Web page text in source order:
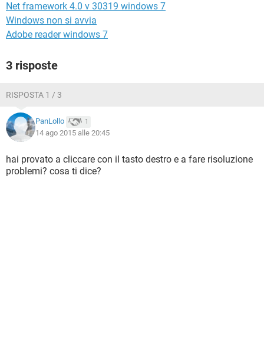
Net framework 4.0 v 30319 windows 7
Windows non si avvia
Adobe reader windows 7
3 risposte
RISPOSTA 1 / 3
PanLollo 1
14 ago 2015 alle 20:45
hai provato a cliccare con il tasto destro e a fare risoluzione
problemi? cosa ti dice?